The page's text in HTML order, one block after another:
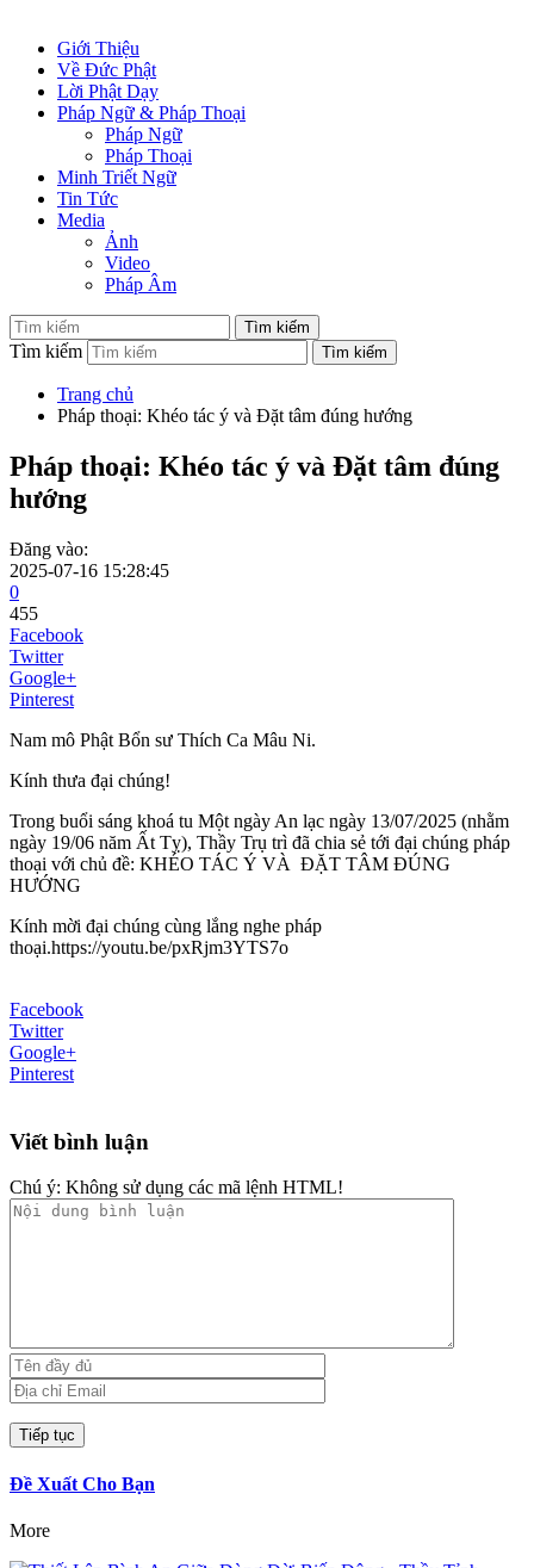
Giới Thiệu
Về Đức Phật
Lời Phật Dạy
Pháp Ngữ & Pháp Thoại
Pháp Ngữ
Pháp Thoại
Minh Triết Ngữ
Tin Tức
Media
Ảnh
Video
Pháp Âm
Tìm kiếm
Trang chủ
Pháp thoại: Khéo tác ý và Đặt tâm đúng hướng
Pháp thoại: Khéo tác ý và Đặt tâm đúng
hướng
Đăng vào:
2025-07-16 15:28:45
0
455
Facebook
Twitter
Google+
Pinterest
Nam mô Phật Bổn sư Thích Ca Mâu Ni.
Kính thưa đại chúng!
Trong buổi sáng khoá tu Một ngày An lạc ngày 13/07/2025 (nhằm
ngày 19/06 năm Ất Tỵ), Thầy Trụ trì đã chia sẻ tới đại chúng pháp
thoại với chủ đề: KHÉO TÁC Ý VÀ ĐẶT TÂM ĐÚNG
HƯỚNG
Kính mời đại chúng cùng lắng nghe pháp
thoại.https://youtu.be/pxRjm3YTS7o
Facebook
Twitter
Google+
Pinterest
Viết bình luận
Chú ý: Không sử dụng các mã lệnh HTML!
Đề Xuất Cho Bạn
More